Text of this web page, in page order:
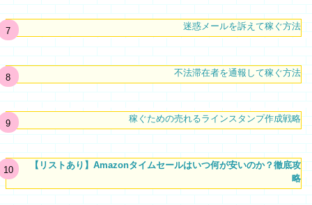
迷惑メールを訴えて稼ぐ方法
不法滞在者を通報して稼ぐ方法
稼ぐための売れるラインスタンプ作成戦略
【リストあり】Amazonタイムセールはいつ何が安いのか？徹底攻
略